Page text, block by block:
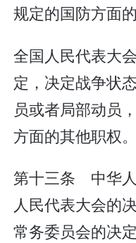
规定的国防方面
全国人民代表大
定，决定战争状
员或者局部动员
方面的其他职权。
第十三条 中华
人民代表大会的
常务委员会的决